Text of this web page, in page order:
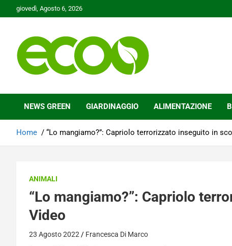
to
giovedì, Agosto 6, 2026
Ecoo.it
NEWS GREEN GIARDINAGGIO ALIMENTAZIONE
Home “Lo mangiamo?”: Capriolo terrorizzato inseguito in
ANIMALI
“Lo mangiamo?”: Capriolo
Video
23 Agosto 2022 Francesca Di Marco